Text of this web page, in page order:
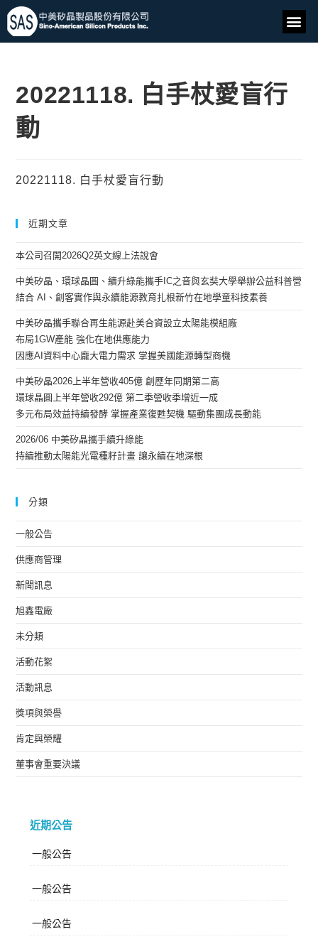
20221118. 白手杖愛盲行
動
20221118. 白手杖愛盲行動
近期文章
本公司召開2026Q2英文線上法說會
中美矽晶、環球晶圓、續升綠能攜手IC之音與玄奘大學舉辦公益科普營
結合 AI、創客實作與永續能源教育扎根新竹在地學童科技素養
中美矽晶攜手聯合再生能源赴美合資設立太陽能模組廠
布局1GW產能 強化在地供應能力
因應AI資料中心龐大電力需求 掌握美國能源轉型商機
中美矽晶2026上半年營收405億 創歷年同期第二高
環球晶圓上半年營收292億 第二季營收季增近一成
多元布局效益持續發酵 掌握產業復甦契機 驅動集團成長動能
2026/06 中美矽晶攜手續升綠能
持續推動太陽能光電種籽計畫 讓永續在地深根
分類
一般公告
供應商管理
新聞訊息
旭鑫電廠
未分類
活動花絮
活動訊息
獎項與榮譽
肯定與榮耀
董事會重要決議
近期公告
一般公告
一般公告
一般公告